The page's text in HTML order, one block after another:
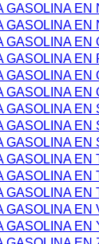
GASOLINA EN
GASOLINA EN
GASOLINA EN
GASOLINA EN
GASOLINA EN
GASOLINA EN
GASOLINA EN
GASOLINA EN
GASOLINA EN
GASOLINA EN
GASOLINA EN
GASOLINA EN
GASOLINA EN
GASOLINA EN